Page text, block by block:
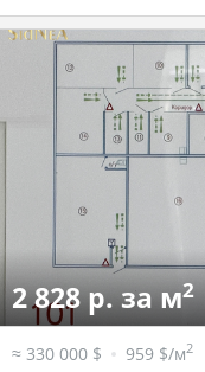
2 828 р. за м2
≈ 330 000 $ 959 $/м2